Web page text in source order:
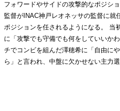
フォワードやサイドの攻撃的なポジシ
監督がINAC神戸レオネッサの監督に就
ポジションを任されるようになる。 当
に「攻撃でも守備でも何をしていいか
チでコンビを組んだ澤穂希に「自由に
ら」と言われ、中盤に欠かせない主力